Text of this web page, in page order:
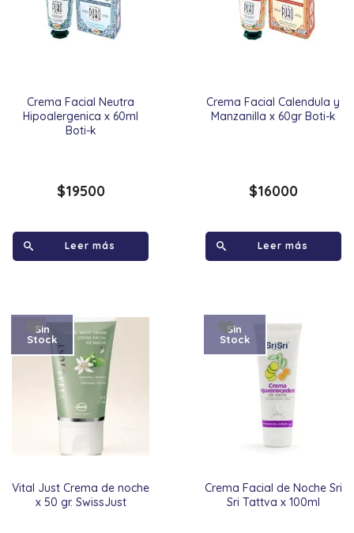
Crema Facial Neutra
Hipoalergenica x 60ml
Boti-k
$19500
Leer más
Crema Facial Calendula y
Manzanilla x 60gr Boti-k
$16000
Leer más
Vital Just Crema de noche
x 50 gr. SwissJust
Sin
Stock
Crema Facial de Noche Sri
Sri Tattva x 100ml
Sin
Stock